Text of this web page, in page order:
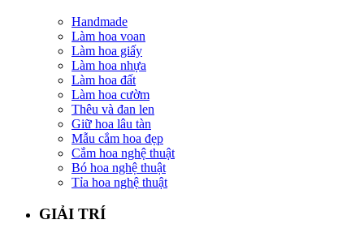
Handmade
Làm hoa voan
Làm hoa giấy
Làm hoa nhựa
Làm hoa đất
Làm hoa cườm
Thêu và đan len
Giữ hoa lâu tàn
Mẫu cắm hoa đẹp
Cắm hoa nghệ thuật
Bó hoa nghệ thuật
Tỉa hoa nghệ thuật
GIẢI TRÍ